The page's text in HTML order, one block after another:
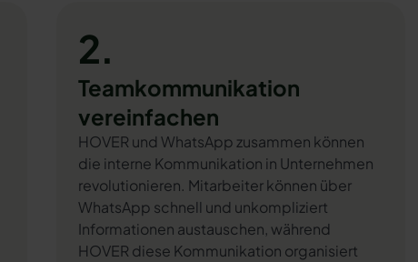
2.
Teamkommunikation
vereinfachen
HOVER und WhatsApp zusammen können
die interne Kommunikation in Unternehmen
revolutionieren. Mitarbeiter können über
WhatsApp schnell und unkompliziert
Informationen austauschen, während
HOVER diese Kommunikation organisiert